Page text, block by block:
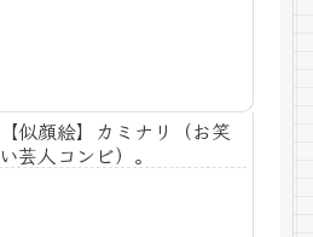
【似顔絵】カミナリ（お笑
い芸人コンビ）。